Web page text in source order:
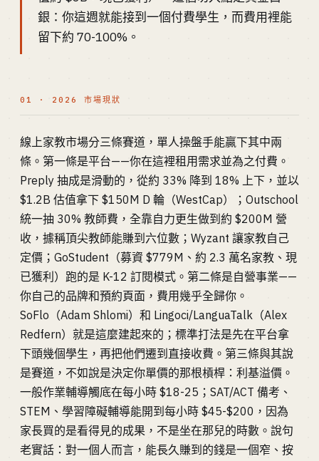
銀：你這週就能接到一個付費學生，而費用裡能
留下約 70-100%。
01 · 2026 市場現狀
線上家教市場分三條賽道，單人操盤手能贏下其中兩
條。第一條是平台——你在這裡租用需求並為之付費。
Preply 抽成是滑動的，從約 33% 降到 18% 上下，並以
$1.2B 估值拿下 $150M D 輪（WestCap）；Outschool
統一抽 30% 教師費，全靠自力更生做到約 $200M 營
收，據稱頂尖教師能賺到六位數；Wyzant 讓家教自己
定價；GoStudent（募資 $779M、約 2.3 萬名家教、現
已獲利）跑的是 K-12 訂閱模式。第二條是自營事業——
你自己的品牌和預約頁面，費用幾乎全歸你。
SoFlo（Adam Shlomi）和 Lingoci/LanguaTalk（Alex
Redfern）就是這麼建起來的；標準打法是先在平台拿
下頭幾個學生，再把他們遷到直接收費。第三條與其說
是賽道，不如說是決定你單價的那根槓桿：利基溢價。
一般作業輔導觸底在每小時 $18-25；SAT/ACT 備考、
STEM、學習障礙輔導能開到每小時 $45-$200，因為
家長買的是看得見的成果，不是坐在那兒的時數。說句
老實話：對一個人而言，能長久賺到的錢是一個窄、按